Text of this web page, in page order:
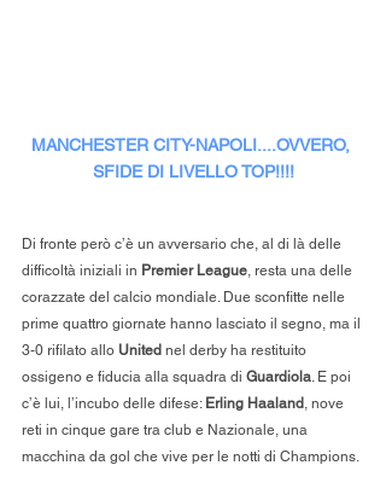
MANCHESTER CITY-NAPOLI....OVVERO,
SFIDE DI LIVELLO TOP!!!!
Di fronte però c’è un avversario che, al di là delle
difficoltà iniziali in Premier League, resta una delle
corazzate del calcio mondiale. Due sconfitte nelle
prime quattro giornate hanno lasciato il segno, ma il
3-0 rifilato allo United nel derby ha restituito
ossigeno e fiducia alla squadra di Guardiola. E poi
c’è lui, l’incubo delle difese: Erling Haaland , nove
reti in cinque gare tra club e Nazionale, una
macchina da gol che vive per le notti di Champions.